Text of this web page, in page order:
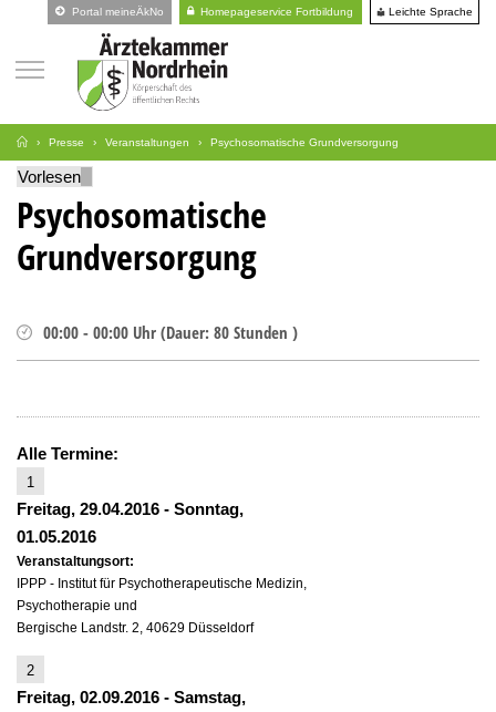
Portal meineÄkNo Homepageservice Fortbildung Leichte Sprache
Presse Veranstaltungen Psychosomatische Grundversorgung
Vorlesen
Psychosomatische
Grundversorgung
00:00 - 00:00 Uhr (Dauer: 80 Stunden )
Alle Termine:
1
Freitag, 29.04.2016 - Sonntag,
01.05.2016
Veranstaltungsort:
IPPP - Institut für Psychotherapeutische Medizin,
Psychotherapie und
Bergische Landstr. 2, 40629 Düsseldorf
2
Freitag, 02.09.2016 - Samstag,